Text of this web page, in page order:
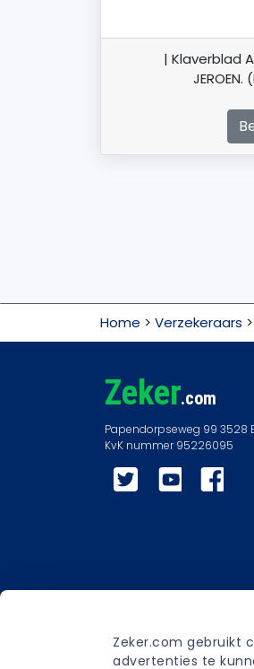
Zeker.com gebruikt
advertenties te
| Klaverblad
Home > Verzekeraars >
Zeker.com
Twitter YouTube